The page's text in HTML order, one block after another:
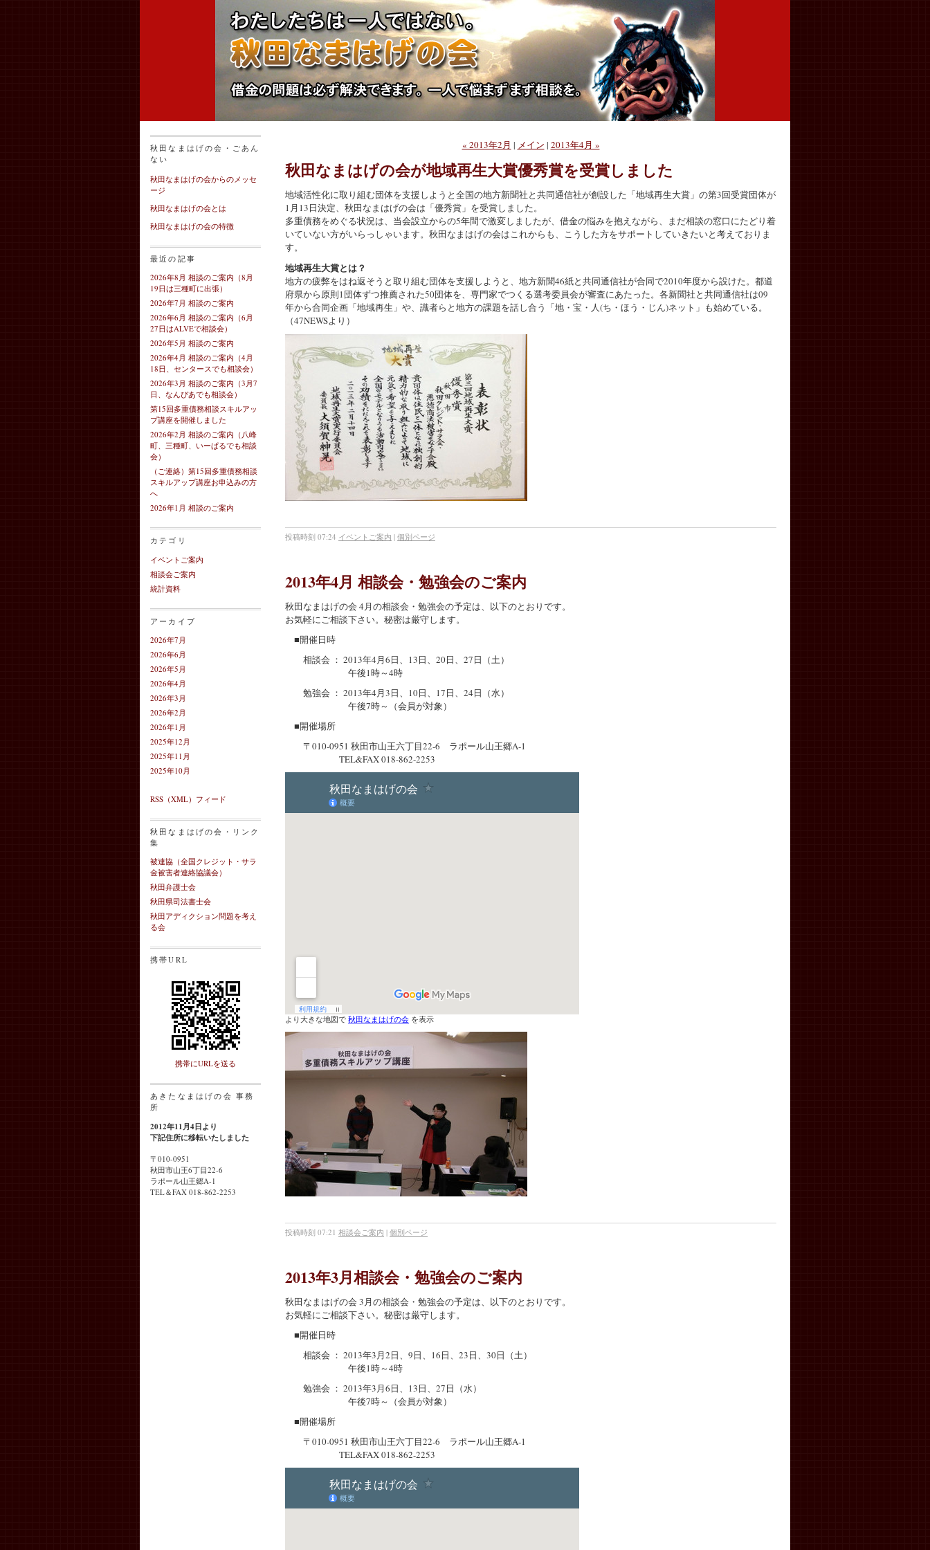
秋田なまはげの会・ごあん
ない
秋田なまはげの会からのメッセ
ージ
秋田なまはげの会とは
秋田なまはげの会の特徴
最近の記事
2026年8月 相談のご案内（8月
19日は三種町に出張）
2026年7月 相談のご案内
2026年6月 相談のご案内（6月
27日はALVEで相談会）
2026年5月 相談のご案内
2026年4月 相談のご案内（4月
18日、センタースでも相談会）
2026年3月 相談のご案内（3月7
日、なんぴあでも相談会）
第15回多重債務相談スキルアッ
プ講座を開催しました
2026年2月 相談のご案内（八峰
町、三種町、いーぱるでも相談
会）
（ご連絡）第15回多重債務相談
スキルアップ講座お申込みの方
へ
2026年1月 相談のご案内
カテゴリ
イベントご案内
相談会ご案内
統計資料
アーカイブ
2026年7月
2026年6月
2026年5月
2026年4月
2026年3月
2026年2月
2026年1月
2025年12月
2025年11月
2025年10月
RSS（XML）フィード
秋田なまはげの会・リンク
集
被連協（全国クレジット・サラ
金被害者連絡協議会）
秋田弁護士会
秋田県司法書士会
秋田アディクション問題を考え
る会
携帯URL
携帯にURLを送る
あきたなまはげの会 事務
所
2012年11月4日より
下記住所に移転いたしました
〒010-0951
秋田市山王6丁目22-6
ラポール山王郷A-1
TEL＆FAX 018-862-2253
« 2013年2月 | メイン | 2013年4月 »
秋田なまはげの会が地域再生大賞優秀賞を受賞しました
地域活性化に取り組む団体を支援しようと全国の地方新聞社と共同通信社が創設した「地域再生大賞」の第3回受賞団体が
1月13日決定、秋田なまはげの会は「優秀賞」を受賞しました。
多重債務をめぐる状況は、当会設立からの5年間で激変しましたが、借金の悩みを抱えながら、まだ相談の窓口にたどり着
いていない方がいらっしゃいます。秋田なまはげの会はこれからも、こうした方をサポートしていきたいと考えておりま
す。
地域再生大賞とは？
地方の疲弊をはね返そうと取り組む団体を支援しようと、地方新聞46紙と共同通信社が合同で2010年度から設けた。都道
府県から原則1団体ずつ推薦された50団体を、専門家でつくる選考委員会が審査にあたった。各新聞社と共同通信社は09
年から合同企画「地域再生」や、識者らと地方の課題を話し合う「地・宝・人(ち・ほう・じん)ネット」も始めている。
（47NEWSより）
投稿時刻 07:24 イベントご案内 | 個別ページ
2013年4月 相談会・勉強会のご案内
秋田なまはげの会 4月の相談会・勉強会の予定は、以下のとおりです。
お気軽にご相談下さい。秘密は厳守します。
■開催日時
相談会 ： 2013年4月6日、13日、20日、27日（土）
午後1時～4時
勉強会 ： 2013年4月3日、10日、17日、24日（水）
午後7時～（会員が対象）
■開催場所
〒010-0951 秋田市山王六丁目22-6 ラポール山王郷A-1
TEL&FAX 018-862-2253
より大きな地図で 秋田なまはげの会 を表示
投稿時刻 07:21 相談会ご案内 | 個別ページ
2013年3月相談会・勉強会のご案内
秋田なまはげの会 3月の相談会・勉強会の予定は、以下のとおりです。
お気軽にご相談下さい。秘密は厳守します。
■開催日時
相談会 ： 2013年3月2日、9日、16日、23日、30日（土）
午後1時～4時
勉強会 ： 2013年3月6日、13日、27日（水）
午後7時～（会員が対象）
■開催場所
〒010-0951 秋田市山王六丁目22-6 ラポール山王郷A-1
TEL&FAX 018-862-2253